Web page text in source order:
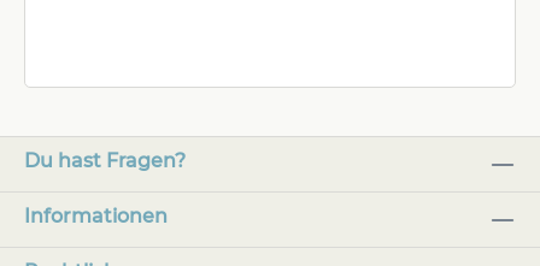
Du hast Fragen?
Informationen